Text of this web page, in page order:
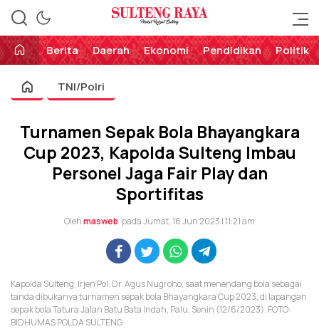
Sulteng Raya
Perekat Rakyat Sulteng
Berita
Daerah Ekonomi Pendidikan Politik
TNI/Polri
Turnamen Sepak Bola Bhayangkara
Cup 2023, Kapolda Sulteng Imbau
Personel Jaga Fair Play dan
Sportifitas
Olehmasweb pada Jumat, 16 Jun 2023 | 11:21 am
Kapolda Sulteng, Irjen Pol. Dr. Agus Nugroho, saat menendang bola sebagai
tanda dibukanya turnamen sepak bola Bhayangkara Cup 2023, di lapangan
sepak bola Tatura Jalan Batu Bata Indah, Palu, Senin (12/6/2023). FOTO:
BIDHUMAS POLDA SULTENG